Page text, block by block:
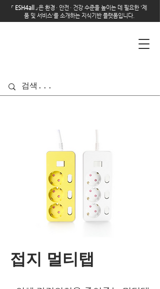
「 ESH4all 」은 환경 · 안전 · 건강 수준을 높이는 데 필요한 '제
품 및 서비스'를 소개하는 지식기반 플랫폼입니다.
접지 멀티탭